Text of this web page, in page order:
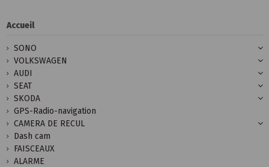
Accueil
SONO
VOLKSWAGEN
AUDI
SEAT
SKODA
GPS-Radio-navigation
CAMERA DE RECUL
Dash cam
FAISCEAUX
ALARME